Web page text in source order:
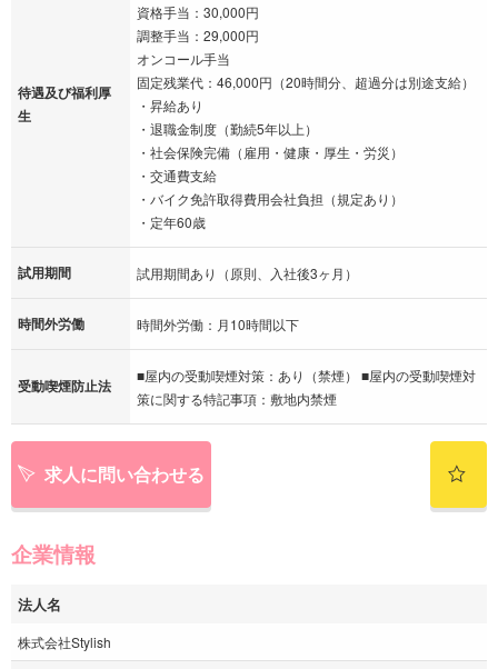
待遇及び福利厚
生
資格手当：30,000円
調整手当：29,000円
オンコール手当
固定残業代：46,000円（20時間分、超過分は別途支給）
・昇給あり
・退職金制度（勤続5年以上）
・社会保険完備（雇用・健康・厚生・労災）
・交通費支給
・バイク免許取得費用会社負担（規定あり）
・定年60歳
試用期間 試用期間あり（原則、入社後3ヶ月）
時間外労働 時間外労働：月10時間以下
受動喫煙防止法
■屋内の受動喫煙対策：あり（禁煙） ■屋内の受動喫煙対
策に関する特記事項：敷地内禁煙
求人に問い合わせる
企業情報
法人名
株式会社Stylish